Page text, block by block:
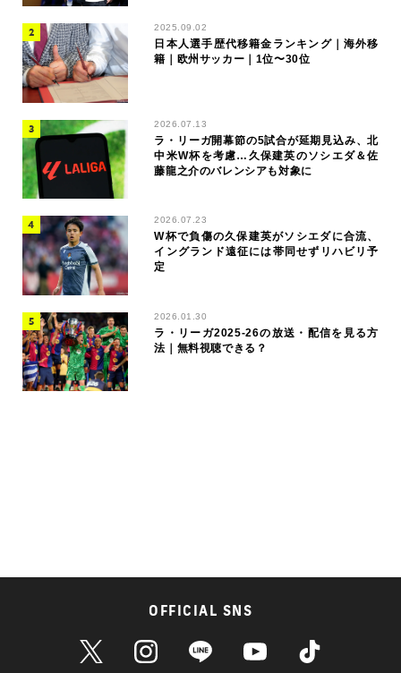
2025.09.02
日本人選手歴代移籍金ランキング｜海外移
籍｜欧州サッカー｜1位〜30位
2026.07.13
ラ・リーガ開幕節の5試合が延期見込み、北
中米W杯を考慮…久保建英のソシエダ＆佐
藤龍之介のバレンシアも対象に
2026.07.23
W杯で負傷の久保建英がソシエダに合流、
イングランド遠征には帯同せずリハビリ予
定
2026.01.30
ラ・リーガ2025-26の放送・配信を見る方
法｜無料視聴できる？
OFFICIAL SNS